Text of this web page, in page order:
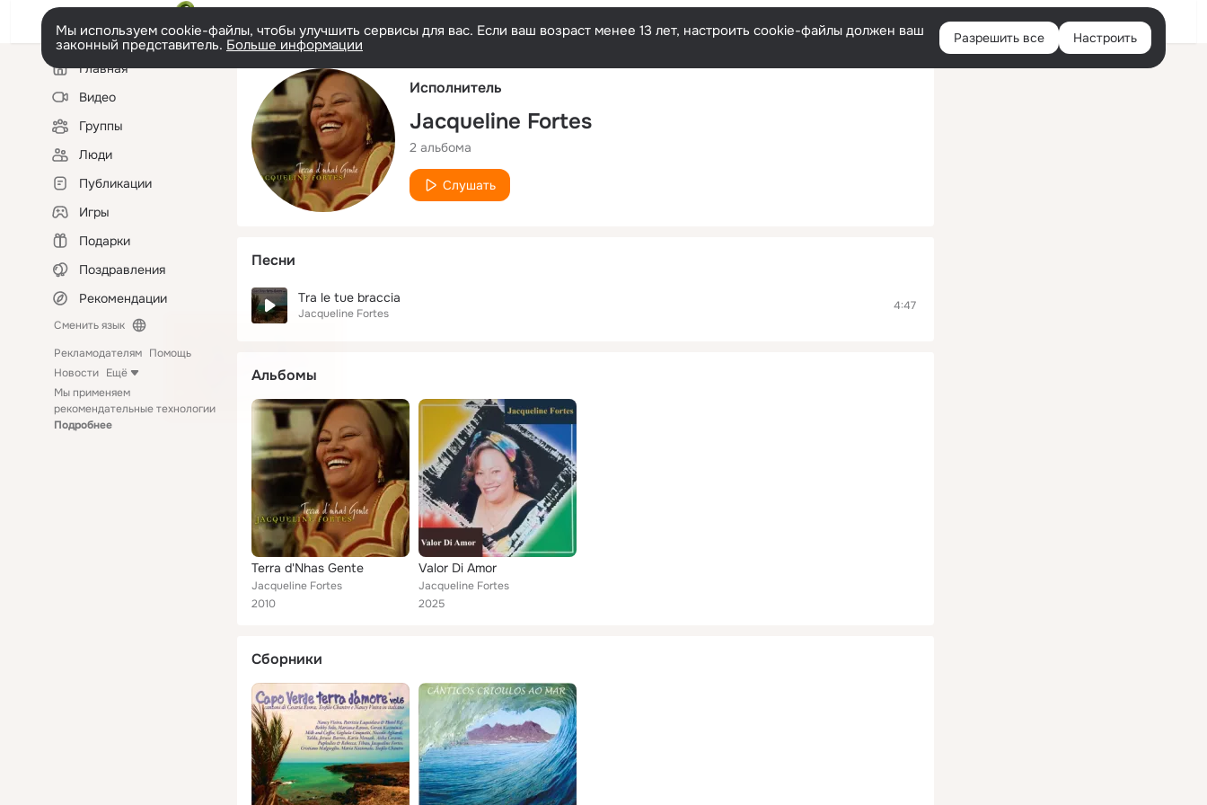
Русский Войти
Мы используем cookie-файлы, чтобы улучшить сервисы для вас. Если ваш возраст менее 13 лет, настроить cookie-файлы должен ваш
законный представитель. Больше информации Разрешить все Настроить
Левая
колонкаГлавная
Видео
Группы
Люди
Публикации
Игры
Подарки
Поздравления
Рекомендации
Сменить язык
Рекламодателям Помощь
Новости Ещё
Мы применяем
рекомендательные технологии
Подробнее
Исполнитель
Jacqueline Fortes
2 альбома
Слушать
Песни
Tra le tue braccia
Jacqueline Fortes
4:47
Альбомы
Terra d'Nhas Gente
Jacqueline Fortes
2010
Valor Di Amor
Jacqueline Fortes
2025
Сборники